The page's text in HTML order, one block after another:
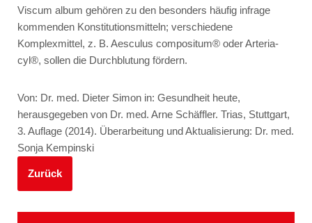
Viscum album gehören zu den besonders häufig infrage
kommenden Konstitutionsmitteln; verschiedene
Komplexmittel, z. B. Aesculus compositum® oderArteria-
cyl®, sollen die Durchblutung fördern.
Von: Dr. med. Dieter Simon in: Gesundheit heute,
herausgegeben von Dr. med. Arne Schäffler. Trias, Stuttgart,
3. Auflage (2014). Überarbeitung und Aktualisierung: Dr. med.
Sonja Kempinski
Zurück